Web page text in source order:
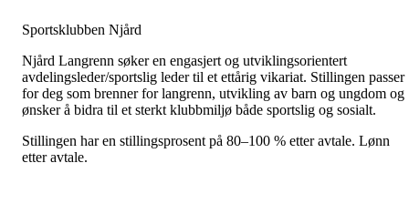
Sportsklubben Njård
Njård Langrenn søker en engasjert og utviklingsorientert
avdelingsleder/sportslig leder til et ettårig vikariat. Stillingen passer
for deg som brenner for langrenn, utvikling av barn og ungdom og
ønsker å bidra til et sterkt klubbmiljø både sportslig og sosialt.
Stillingen har en stillingsprosent på 80–100 % etter avtale. Lønn
etter avtale.